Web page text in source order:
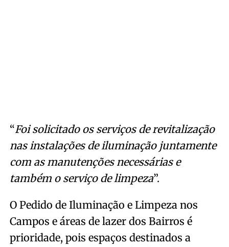
“Foi solicitado os serviços de revitalização
nas instalações de iluminação juntamente
com as manutenções necessárias e
também o serviço de limpeza”.
O Pedido de Iluminação e Limpeza nos
Campos e áreas de lazer dos Bairros é
prioridade, pois espaços destinados a